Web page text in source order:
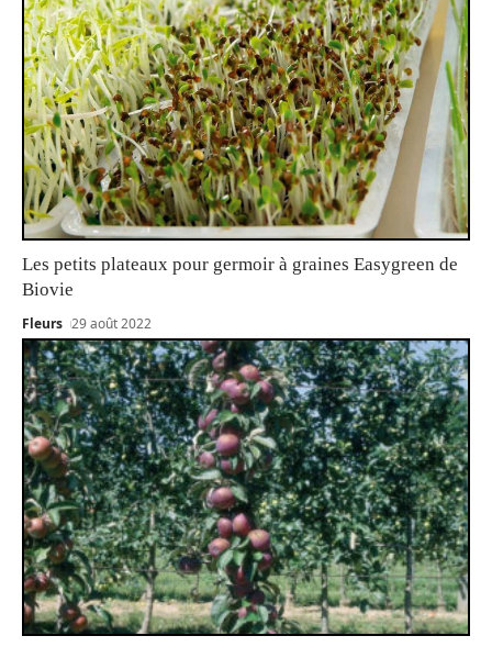
Les petits plateaux pour germoir à graines Easygreen de
Biovie
Fleurs 29 août 2022